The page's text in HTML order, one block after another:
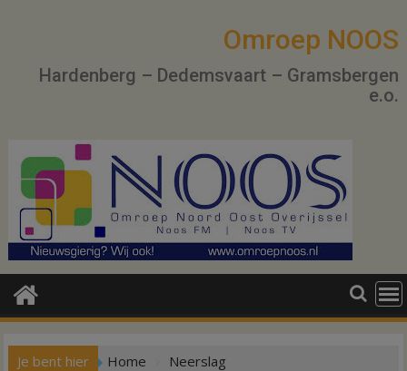
Omroep NOOS
Hardenberg – Dedemsvaart – Gramsbergen
e.o.
Je bent hier Home Neerslag